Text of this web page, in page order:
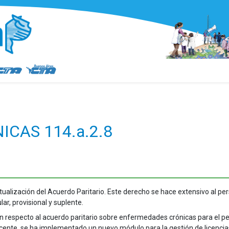
114.a.2.8
del Acuerdo Paritario. Este derecho se hace extensivo al
provisional y suplente.
respecto al acuerdo paritario sobre enfermedades crónicas para el